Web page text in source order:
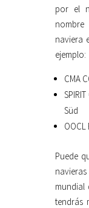
por el
naviera
ejemplo:
CMA
Süd
OOCL
Puede
mundial
tendrás